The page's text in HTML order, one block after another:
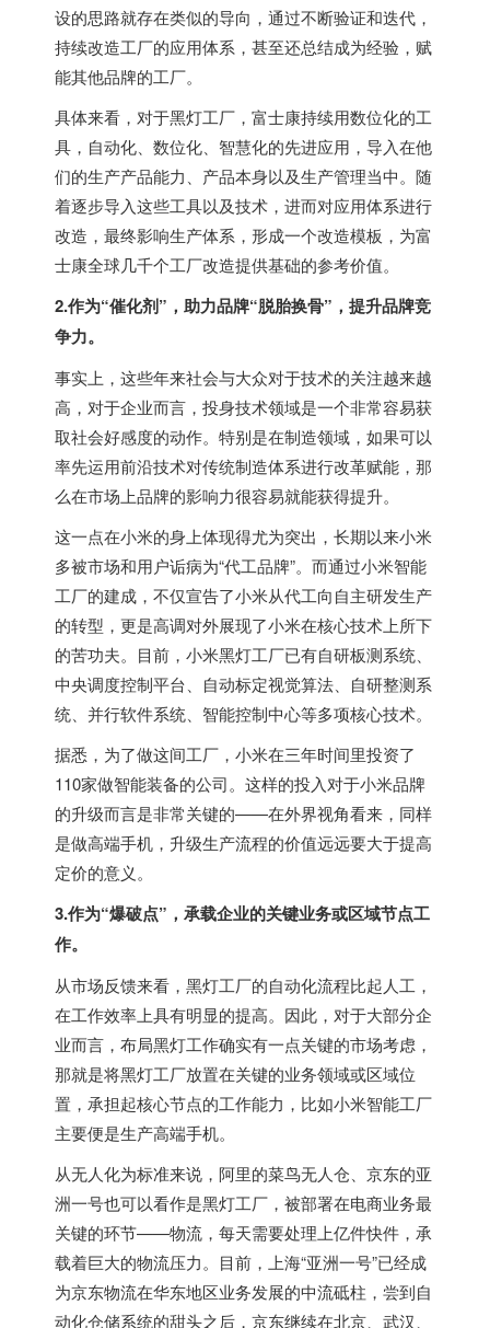
设的思路就存在类似的导向，通过不断验证和迭代，
持续改造工厂的应用体系，甚至还总结成为经验，赋
能其他品牌的工厂。
具体来看，对于黑灯工厂，富士康持续用数位化的工
具，自动化、数位化、智慧化的先进应用，导入在他
们的生产产品能力、产品本身以及生产管理当中。随
着逐步导入这些工具以及技术，进而对应用体系进行
改造，最终影响生产体系，形成一个改造模板，为富
士康全球几千个工厂改造提供基础的参考价值。
2.作为“催化剂”，助力品牌“脱胎换骨”，提升品牌竞
争力。
事实上，这些年来社会与大众对于技术的关注越来越
高，对于企业而言，投身技术领域是一个非常容易获
取社会好感度的动作。特别是在制造领域，如果可以
率先运用前沿技术对传统制造体系进行改革赋能，那
么在市场上品牌的影响力很容易就能获得提升。
这一点在小米的身上体现得尤为突出，长期以来小米
多被市场和用户诟病为“代工品牌”。而通过小米智能
工厂的建成，不仅宣告了小米从代工向自主研发生产
的转型，更是高调对外展现了小米在核心技术上所下
的苦功夫。目前，小米黑灯工厂已有自研板测系统、
中央调度控制平台、自动标定视觉算法、自研整测系
统、并行软件系统、智能控制中心等多项核心技术。
据悉，为了做这间工厂，小米在三年时间里投资了
110家做智能装备的公司。这样的投入对于小米品牌
的升级而言是非常关键的——在外界视角看来，同样
是做高端手机，升级生产流程的价值远远要大于提高
定价的意义。
3.作为“爆破点”，承载企业的关键业务或区域节点工
作。
从市场反馈来看，黑灯工厂的自动化流程比起人工，
在工作效率上具有明显的提高。因此，对于大部分企
业而言，布局黑灯工作确实有一点关键的市场考虑，
那就是将黑灯工厂放置在关键的业务领域或区域位
置，承担起核心节点的工作能力，比如小米智能工厂
主要便是生产高端手机。
从无人化为标准来说，阿里的菜鸟无人仓、京东的亚
洲一号也可以看作是黑灯工厂，被部署在电商业务最
关键的环节——物流，每天需要处理上亿件快件，承
载着巨大的物流压力。目前，上海“亚洲一号”已经成
为京东物流在华东地区业务发展的中流砥柱，尝到自
动化仓储系统的甜头之后，京东继续在北京、武汉、